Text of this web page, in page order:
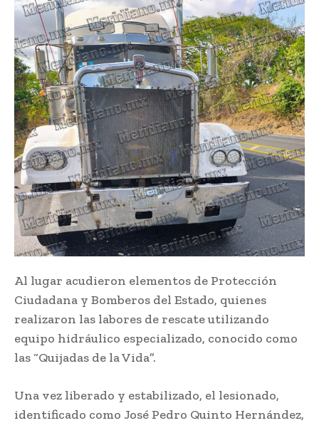
Al lugar acudieron elementos de Protección
Ciudadana y Bomberos del Estado, quienes
realizaron las labores de rescate utilizando
equipo hidráulico especializado, conocido como
las “Quijadas de la Vida”.
Una vez liberado y estabilizado, el lesionado,
identificado como José Pedro Quinto Hernández,